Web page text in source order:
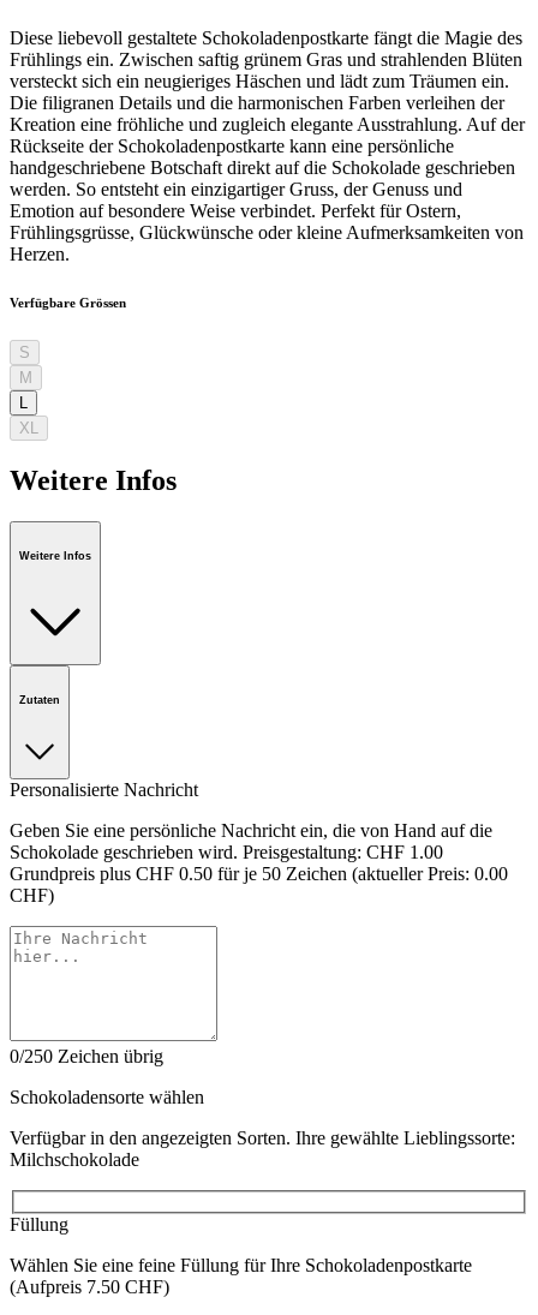
Diese liebevoll gestaltete Schokoladenpostkarte fängt die Magie des
Frühlings ein. Zwischen saftig grünem Gras und strahlenden Blüten
versteckt sich ein neugieriges Häschen und lädt zum Träumen ein.
Die filigranen Details und die harmonischen Farben verleihen der
Kreation eine fröhliche und zugleich elegante Ausstrahlung. Auf der
Rückseite der Schokoladenpostkarte kann eine persönliche
handgeschriebene Botschaft direkt auf die Schokolade geschrieben
werden. So entsteht ein einzigartiger Gruss, der Genuss und
Emotion auf besondere Weise verbindet. Perfekt für Ostern,
Frühlingsgrüsse, Glückwünsche oder kleine Aufmerksamkeiten von
Herzen.
Verfügbare Grössen
S
M
L
XL
Weitere Infos
Weitere Infos
Zutaten
Personalisierte Nachricht
Geben Sie eine persönliche Nachricht ein, die von Hand auf die
Schokolade geschrieben wird. Preisgestaltung: CHF 1.00
Grundpreis plus CHF 0.50 für je 50 Zeichen (aktueller Preis: 0.00
CHF)
0/250 Zeichen übrig
Schokoladensorte wählen
Verfügbar in den angezeigten Sorten. Ihre gewählte Lieblingssorte:
Milchschokolade
Füllung
Wählen Sie eine feine Füllung für Ihre Schokoladenpostkarte
(Aufpreis 7.50 CHF)